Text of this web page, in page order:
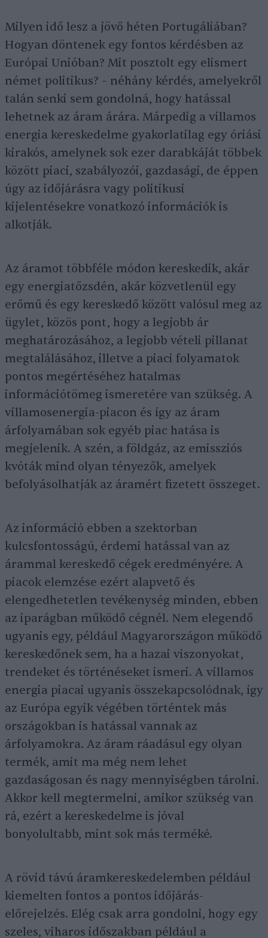
Milyen idő lesz a jövő héten Portugáliában?
Hogyan döntenek egy fontos kérdésben az
Európai Unióban? Mit posztolt egy elismert
német politikus? – néhány kérdés, amelyekről
talán senki sem gondolná, hogy hatással
lehetnek az áram árára. Márpedig a villamos
energia kereskedelme gyakorlatilag egy óriási
kirakós, amelynek sok ezer darabkáját többek
között piaci, szabályozói, gazdasági, de éppen
úgy az időjárásra vagy politikusi
kijelentésekre vonatkozó információk is
alkotják.
Az áramot többféle módon kereskedik, akár
egy energiatőzsdén, akár közvetlenül egy
erőmű és egy kereskedő között valósul meg az
ügylet, közös pont, hogy a legjobb ár
meghatározásához, a legjobb vételi pillanat
megtalálásához, illetve a piaci folyamatok
pontos megértéséhez hatalmas
információtömeg ismeretére van szükség. A
villamosenergia-piacon és így az áram
árfolyamában sok egyéb piac hatása is
megjelenik. A szén, a földgáz, az emissziós
kvóták mind olyan tényezők, amelyek
befolyásolhatják az áramért fizetett összeget.
Az információ ebben a szektorban
kulcsfontosságú, érdemi hatással van az
árammal kereskedő cégek eredményére. A
piacok elemzése ezért alapvető és
elengedhetetlen tevékenység minden, ebben
az iparágban működő cégnél. Nem elegendő
ugyanis egy, például Magyarországon működő
kereskedőnek sem, ha a hazai viszonyokat,
trendeket és történéseket ismeri. A villamos
energia piacai ugyanis összekapcsolódnak, így
az Európa egyik végében történtek más
országokban is hatással vannak az
árfolyamokra. Az áram ráadásul egy olyan
termék, amit ma még nem lehet
gazdaságosan és nagy mennyiségben tárolni.
Akkor kell megtermelni, amikor szükség van
rá, ezért a kereskedelme is jóval
bonyolultabb, mint sok más terméké.
A rövid távú áramkereskedelemben például
kiemelten fontos a pontos időjárás-
előrejelzés. Elég csak arra gondolni, hogy egy
szeles, viharos időszakban például a